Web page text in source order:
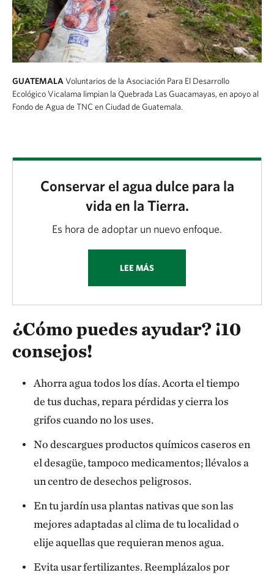
GUATEMALA Voluntarios de la Asociación Para El Desarrollo
Ecológico Vicalama limpian la Quebrada Las Guacamayas, en apoyo al
Fondo de Agua de TNC en Ciudad de Guatemala.
Conservar el agua dulce para la
vida en la Tierra.
Es hora de adoptar un nuevo enfoque.
LEE MÁS
¿Cómo puedes ayudar? ¡10
consejos!
Ahorra agua todos los días. Acorta el tiempo
de tus duchas, repara pérdidas y cierra los
grifos cuando no los uses.
No descargues productos químicos caseros en
el desagüe, tampoco medicamentos; llévalos a
un centro de desechos peligrosos.
En tu jardín usa plantas nativas que son las
mejores adaptadas al clima de tu localidad o
elije aquellas que requieran menos agua.
Evita usar fertilizantes. Reemplázalos por